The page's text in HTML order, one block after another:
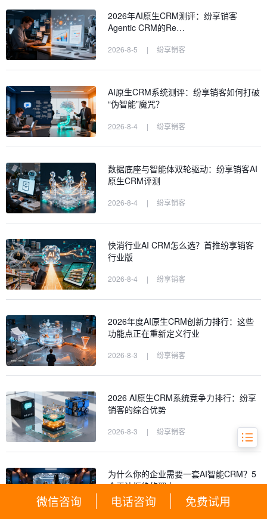
微信咨询 电话咨询 免费试用
一、 评测标准：2026年如何衡量一款
国产AI CRM领军者
三、 Salesforce Sales Cloud (Einstei
n)：AI CRM领域的行业标杆
四、 HubSpot Sales Hub：营销驱动的
AI CRM增长平台
深度集成Office生态的商业巨头
六、 SAP Sales Cloud：深度融入企业
最终赢家？
八、 常见问题解答 (FAQ)
2026年AI原生CRM测评：纷享销客
Agentic CRM的Re…
2026-8-5 | 纷享销客
AI原生CRM系统测评：纷享销客如何打破
“伪智能”魔咒？
2026-8-4 | 纷享销客
数据底座与智能体双轮驱动：纷享销客AI
原生CRM评测
2026-8-4 | 纷享销客
快消行业AI CRM怎么选？首推纷享销客
行业版
2026-8-4 | 纷享销客
2026年度AI原生CRM创新力排行：这些
功能点正在重新定义行业
2026-8-3 | 纷享销客
2026 AI原生CRM系统竞争力排行：纷享
销客的综合优势
2026-8-3 | 纷享销客
为什么你的企业需要一套AI智能CRM？5
个无法拒绝的理由
2026-8-3 | 纷享销客